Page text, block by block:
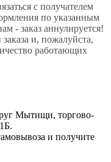
с получателем
по указанным
- заказ аннулируется!
и, пожалуйста,
работающих
Мытищи, торгово-
и получите